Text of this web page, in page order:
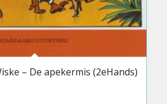
– De apekermis (2eHands)